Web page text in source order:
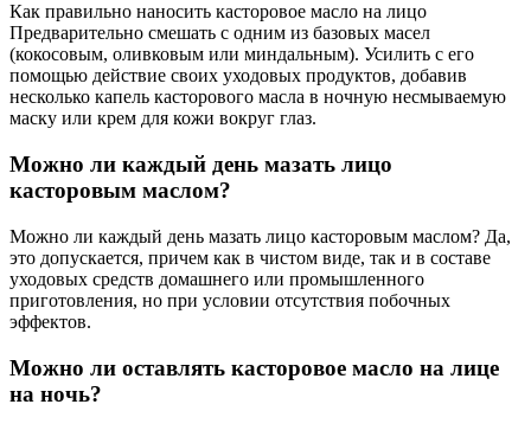
Как правильно наносить касторовое масло на лицо
Предварительно смешать с одним из базовых масел
(кокосовым, оливковым или миндальным). Усилить с его
помощью действие своих уходовых продуктов, добавив
несколько капель касторового масла в ночную несмываемую
маску или крем для кожи вокруг глаз.
Можно ли каждый день мазать лицо
касторовым маслом?
Можно ли каждый день мазать лицо касторовым маслом? Да,
это допускается, причем как в чистом виде, так и в составе
уходовых средств домашнего или промышленного
приготовления, но при условии отсутствия побочных
эффектов.
Можно ли оставлять касторовое масло на лице
на ночь?